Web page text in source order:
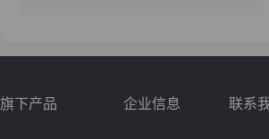
旗下产品 企业信息 联系